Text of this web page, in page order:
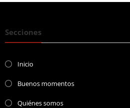
Secciones
Inicio
Buenos momentos
Quiénes somos